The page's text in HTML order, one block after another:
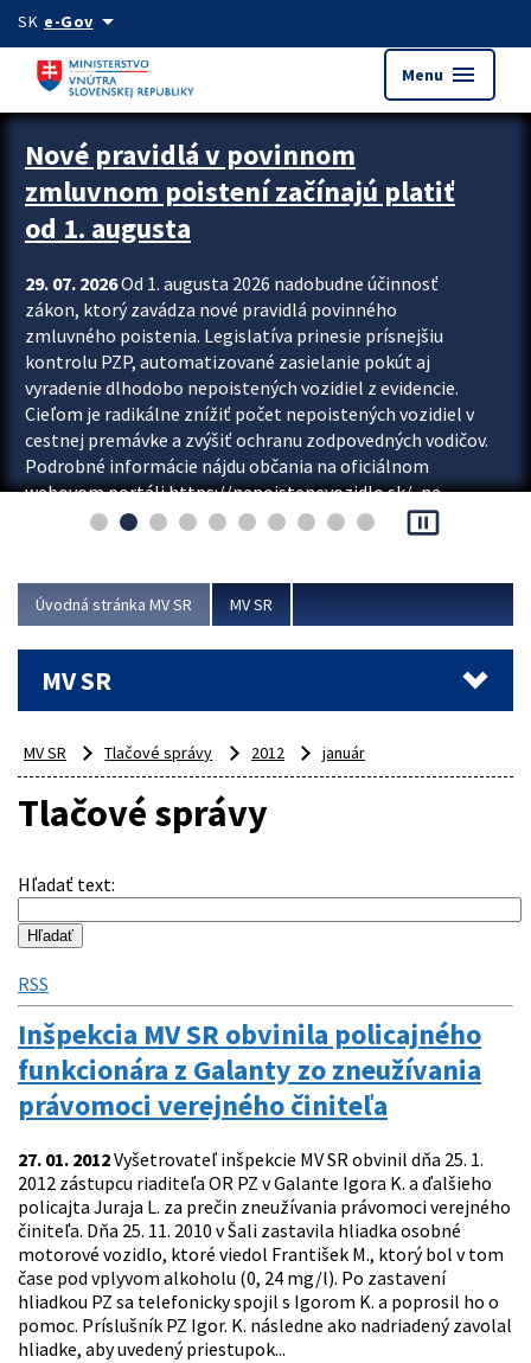
Preskocit na hlavný obsah
SK e-Govarrow_drop_down
Menu menu
Zastavit automatický posun upútavok
Nové pravidlá v povinnom
zmluvnom poistení začínajú platiť
od 1. augusta
29. 07. 2026Od 1. augusta 2026 nadobudne účinnosť
zákon, ktorý zavádza nové pravidlá povinného
zmluvného poistenia. Legislatíva prinesie prísnejšiu
kontrolu PZP, automatizované zasielanie pokút aj
vyradenie dlhodobo nepoistených vozidiel z evidencie.
Cieľom je radikálne znížiť počet nepoistených vozidiel v
cestnej premávke a zvýšiť ochranu zodpovedných vodičov.
Podrobné informácie nájdu občania na oficiálnom
webovom portáli https://nepoistenevozidlo.sk/, na
ktorom od augusta pribudne aj možnosť overiť si...
pause_presentation
Úvodná stránka MV SR MV SR
MV SR
MV SR Tlačové správy 2012 január
Tlačové správy
Hľadať text:
RSS
Inšpekcia MV SR obvinila policajného
funkcionára z Galanty zo zneužívania
právomoci verejného činiteľa
27. 01. 2012Vyšetrovateľ inšpekcie MV SR obvinil dňa 25. 1.
2012 zástupcu riaditeľa OR PZ v Galante Igora K. a ďalšieho
policajta Juraja L. za prečin zneužívania právomoci verejného
činiteľa. Dňa 25. 11. 2010 v Šali zastavila hliadka osobné
motorové vozidlo, ktoré viedol František M., ktorý bol v tom
čase pod vplyvom alkoholu (0, 24 mg/l). Po zastavení
hliadkou PZ sa telefonicky spojil s Igorom K. a poprosil ho o
pomoc. Príslušník PZ Igor. K. následne ako nadriadený zavolal
hliadke, aby uvedený priestupok...